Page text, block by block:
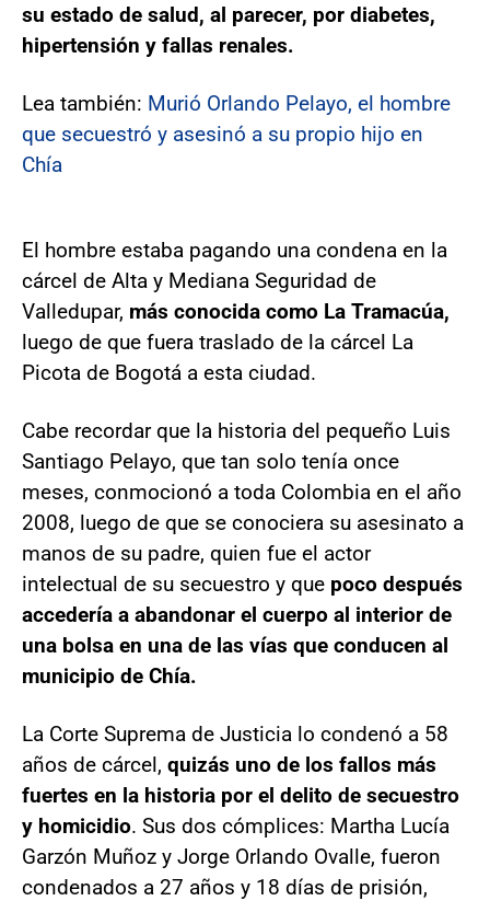
su estado de salud, al parecer, por diabetes,
hipertensión y fallas renales.
Lea también: Murió Orlando Pelayo, el hombre
que secuestró y asesinó a su propio hijo en
Chía
El hombre estaba pagando una condena en la
cárcel de Alta y Mediana Seguridad de
Valledupar, más conocida como La Tramacúa,
luego de que fuera traslado de la cárcel La
Picota de Bogotá a esta ciudad.
Cabe recordar que la historia del pequeño Luis
Santiago Pelayo, que tan solo tenía once
meses, conmocionó a toda Colombia en el año
2008, luego de que se conociera su asesinato a
manos de su padre, quien fue el actor
intelectual de su secuestro y que poco después
accedería a abandonar el cuerpo al interior de
una bolsa en una de las vías que conducen al
municipio de Chía.
La Corte Suprema de Justicia lo condenó a 58
años de cárcel, quizás uno de los fallos más
fuertes en la historia por el delito de secuestro
y homicidio. Sus dos cómplices: Martha Lucía
Garzón Muñoz y Jorge Orlando Ovalle, fueron
condenados a 27 años y 18 días de prisión,